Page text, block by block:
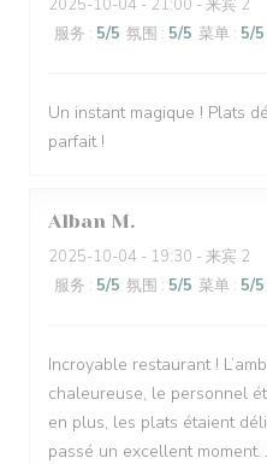
2025-10-04 - 21:00 - 来宾 2
服务 : 5/5 氛围 : 5/5 菜单 : 5/5
Un instant magique ! Plats
parfait !
Alban M
2025-10-04 - 19:30 - 来宾 2
服务 : 5/5 氛围 : 5/5 菜单 : 5/5
Incroyable restaurant !
chaleureuse, le personnel
en plus, les plats étaient
passé un excellent moment.